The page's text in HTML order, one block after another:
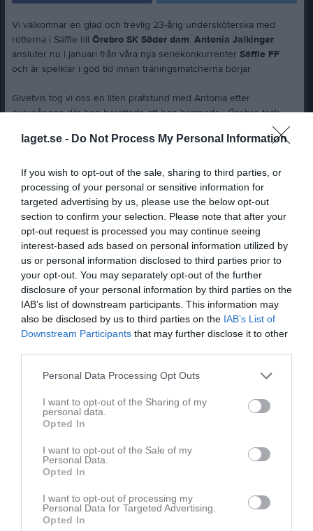
laget.se - Do Not Process My Personal Information
If you wish to opt-out of the sale, sharing to third parties, or
processing of your personal or sensitive information for
targeted advertising by us, please use the below opt-out
section to confirm your selection. Please note that after your
opt-out request is processed you may continue seeing
interest-based ads based on personal information utilized by
us or personal information disclosed to third parties prior to
your opt-out. You may separately opt-out of the further
disclosure of your personal information by third parties on the
IAB’s list of downstream participants. This information may
also be disclosed by us to third parties on the IAB’s List of
Downstream Participants that may further disclose it to other
Personal Data Processing Opt Outs
I want to opt-out of the Sharing of my
personal data.
Opted In
I want to opt-out of the Sale of my
Personal Data.
Opted In
I want to opt-out of processing my
Personal Data for Targeted Advertising.
Opted In
Vi välkomnar en glad och trevlig 23-årig undersköterska med
rötterna i Säffle till Örebro SK Söder dam. Antonia Jalkinger
ansluter nu i januari från våra nya seriekonkurrenter Säffle FF
och är spelklar i god tid innan träningsmatcherna börjar.
Givetvis tog vi oss en liten pratstund med Antonia efter
övergången där hon berättade att hon hamnade i Örebro tack
vare att hon fick jobb på ett privat företag inom hemtjänsten i
Örebro. Samtidigt flyttade hon ihop med sin sambo, som för övrigt
Att Antonia hamnade i just Söder dam beror påKlara Thorsén
ytterligare ett nyförvärv (eller kanske mer en hemvändare) som
Antonia var bekant med. Klara drog med sig Antonia ner till en
sådan där hemsk sen träning på Navet. Hon tyckte att”ledare och
spelare verkade som ett skönt gäng”och kände att hon kände för
att komma igång ordentligt och bli en i gänget.
Antonia beskriver sig själv som spelare så här:”Jag är ganska
flexibel, men gillar att hålla mig på vänsterkanten då jag är
vänsterfotad. Jag som spelare är nog mer den tekniska och kan
använda mig mycket av min spelförståelse.”Det finns en hel del
hon ödmjukt,”det som kanske inte många vet är att jag har en
skämtsam sida, då jag till en början kan uppfattas som försiktig
riktigt spännande och verkar passa bra i ÖSK Söder dam!
Antonia fortsätter med
finns tid över står jag gärna vid spisen.”Låter också bra, för om
Antonia ev. är skadad, sjuk eller avstängd vet vi ju vem som
kommer att stå vid korvgrytan vid hemmamatcherna!